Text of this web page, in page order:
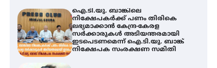
ശക്തമായ കാറ്റിന് സാധ്യത –
ആഗസ്റ്റ് 12 വരെ മഴ തുടരും,
തൃശൂർ ജില്ലയിൽ മഞ്ഞ അലർട്ട്